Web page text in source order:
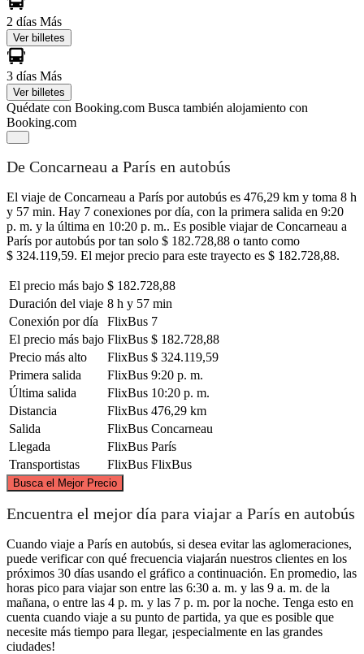
2 días Más
Ver billetes
3 días Más
Ver billetes
Quédate con Booking.com Busca también alojamiento con
Booking.com
De Concarneau a París en autobús
El viaje de Concarneau a París por autobús es 476,29 km y toma 8 h
y 57 min. Hay 7 conexiones por día, con la primera salida en 9:20
p. m. y la última en 10:20 p. m.. Es posible viajar de Concarneau a
París por autobús por tan solo $ 182.728,88 o tanto como
$ 324.119,59. El mejor precio para este trayecto es $ 182.728,88.
El precio más bajo $ 182.728,88
Duración del viaje 8 h y 57 min
Conexión por día
FlixBus 7
El precio más bajo FlixBus $ 182.728,88
Precio más alto
FlixBus $ 324.119,59
Primera salida
FlixBus 9:20 p. m.
Última salida
FlixBus 10:20 p. m.
Distancia
FlixBus 476,29 km
Salida
FlixBus Concarneau
Llegada
FlixBus París
Transportistas
FlixBus FlixBus
Busca el Mejor Precio
Concarneau
Paris
©
Encuentra el mejor día para viajar a París en autobús
Cuando viaje a París en autobús, si desea evitar las aglomeraciones,
puede verificar con qué frecuencia viajarán nuestros clientes en los
próximos 30 días usando el gráfico a continuación. En promedio, las
horas pico para viajar son entre las 6:30 a. m. y las 9 a. m. de la
mañana, o entre las 4 p. m. y las 7 p. m. por la noche. Tenga esto en
cuenta cuando viaje a su punto de partida, ya que es posible que
necesite más tiempo para llegar, ¡especialmente en las grandes
ciudades!